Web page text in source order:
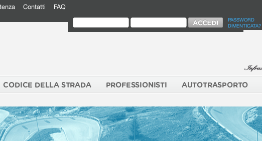
Contatti FAQ
PASSWORD
DIMENTICATA?
CODICE DELLA STRADA PROFESSIONISTI AUTOTRASPORTO